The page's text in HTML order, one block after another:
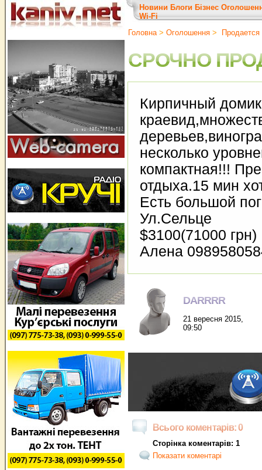
Новини Блоги Бізнес
Wi-Fi
Головна> Оголошення >
СРОЧНО
Кирпичный
несколько
компактная!!!
отдыха.15 мин
Есть большой
Ул.Сельце
$3100(71000 грн)
Алена
DARRRR
21 вересня 2015,
09:50
Всього коментарів: 0
Сторінка коментарів: 1
Показати коментарі